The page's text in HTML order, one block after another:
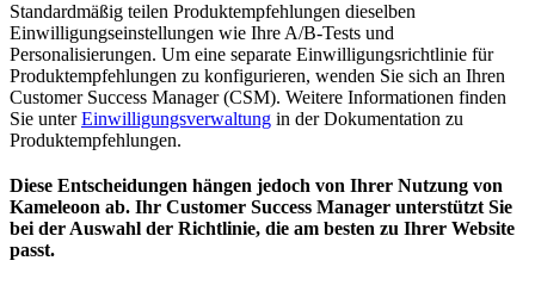
Standardmäßig teilen Produktempfehlungen dieselben
Einwilligungseinstellungen wie Ihre A/B-Tests und
Personalisierungen. Um eine separate Einwilligungsrichtlinie für
Produktempfehlungen zu konfigurieren, wenden Sie sich an Ihren
Customer Success Manager (CSM). Weitere Informationen finden
Sie unterEinwilligungsverwaltung in der Dokumentation zu
Produktempfehlungen.
Diese Entscheidungen hängen jedoch von Ihrer Nutzung von
Kameleoon ab. Ihr Customer Success Manager unterstützt Sie
bei der Auswahl der Richtlinie, die am besten zu Ihrer Website
passt.